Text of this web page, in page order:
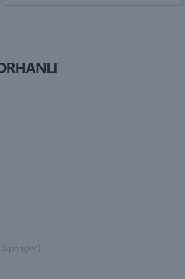
Siparişler)